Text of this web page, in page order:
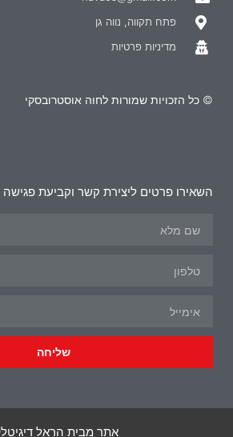
פתח תקווה, נווה גן
מדיניות פרטיות
© כל הזכויות שמורות לחוה אוסטרובסקי
השאירו פרטים ליצירת קשר וקביעת פגישה
שליחה
אתר מבית הראל דיגיטל